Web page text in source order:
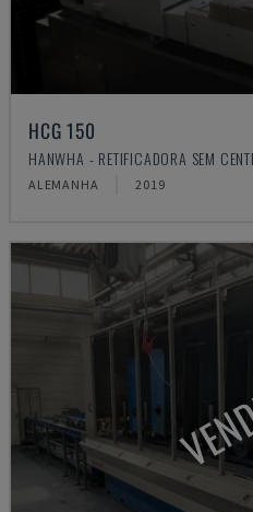
HCG 150
HANWHA - RETIFICADORA SEM
ALEMANHA 2019